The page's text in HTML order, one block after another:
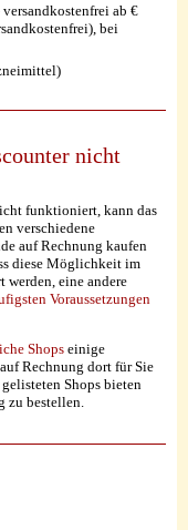
versandkostenfrei ab €
bei
nicht
funktioniert, kann das
verschiedene
auf Rechnung kaufen
diese Möglichkeit im
eine andere
Voraussetzungen
Shopseinige
Rechnung dort für Sie
Shops bieten
bestellen.